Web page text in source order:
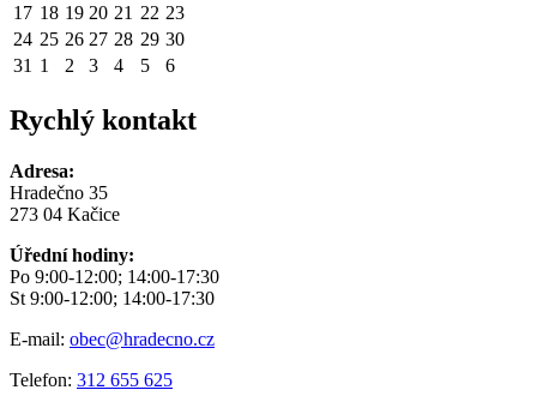
17 18 19 20 21 22 23
24 25 26 27 28 29 30
31 1 2 3 4 5 6
Rychlý kontakt
Adresa:
Hradečno 35
273 04 Kačice
Úřední hodiny:
Po 9:00-12:00; 14:00-17:30
St 9:00-12:00; 14:00-17:30
E-mail: obec@hradecno.cz
Telefon: 312 655 625